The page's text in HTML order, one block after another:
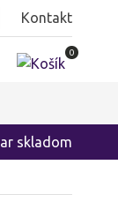
Kontakt
0
skladom